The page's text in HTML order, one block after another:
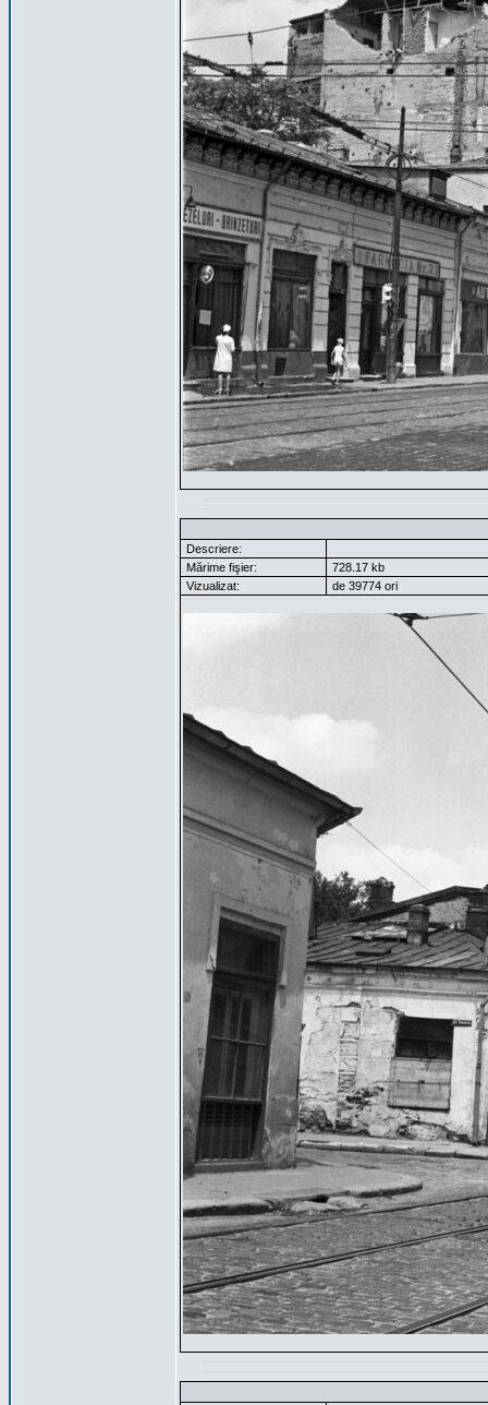
Descriere:
Mărime fişier:
728.17 kb
Vizualizat:
de 39774 ori